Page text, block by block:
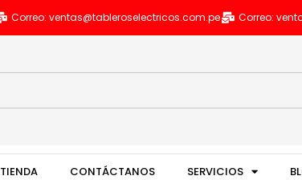
Correo: ventas@tableroselectricos.com.pe Correo:
TIENDA CONTÁCTANOS SERVICIOS